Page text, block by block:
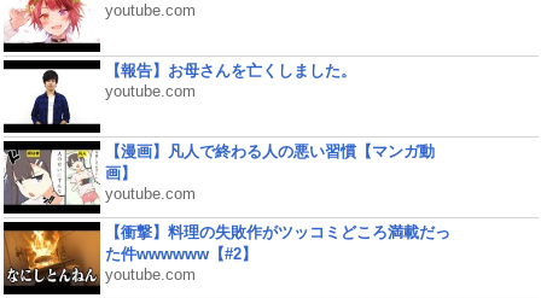
youtube.com
【報告】お母さんを亡くしました。
youtube.com
【漫画】凡人で終わる人の悪い習慣【マンガ動
画】
youtube.com
【衝撃】料理の失敗作がツッコミどころ満載だっ
た件wwwwww【#2】
youtube.com